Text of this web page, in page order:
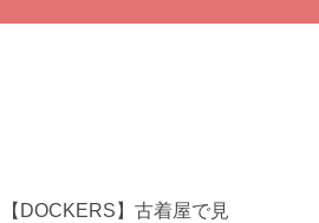
【DOCKERS】古着屋で見